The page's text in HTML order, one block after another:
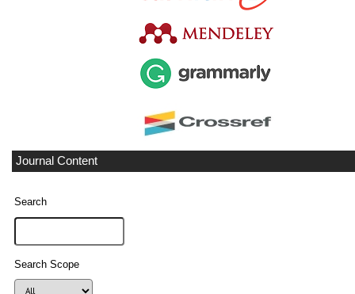
Journal Content
Search
Search Scope